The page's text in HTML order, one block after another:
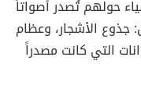
حولهم تُصدر أصواتاً
جذوع الأشجار، وعظام
التي كانت مصدراً